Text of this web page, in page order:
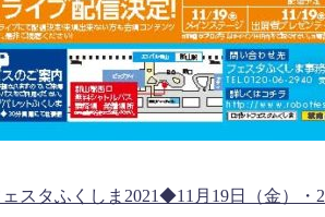
スタふくしま2021◆11月19日（金）